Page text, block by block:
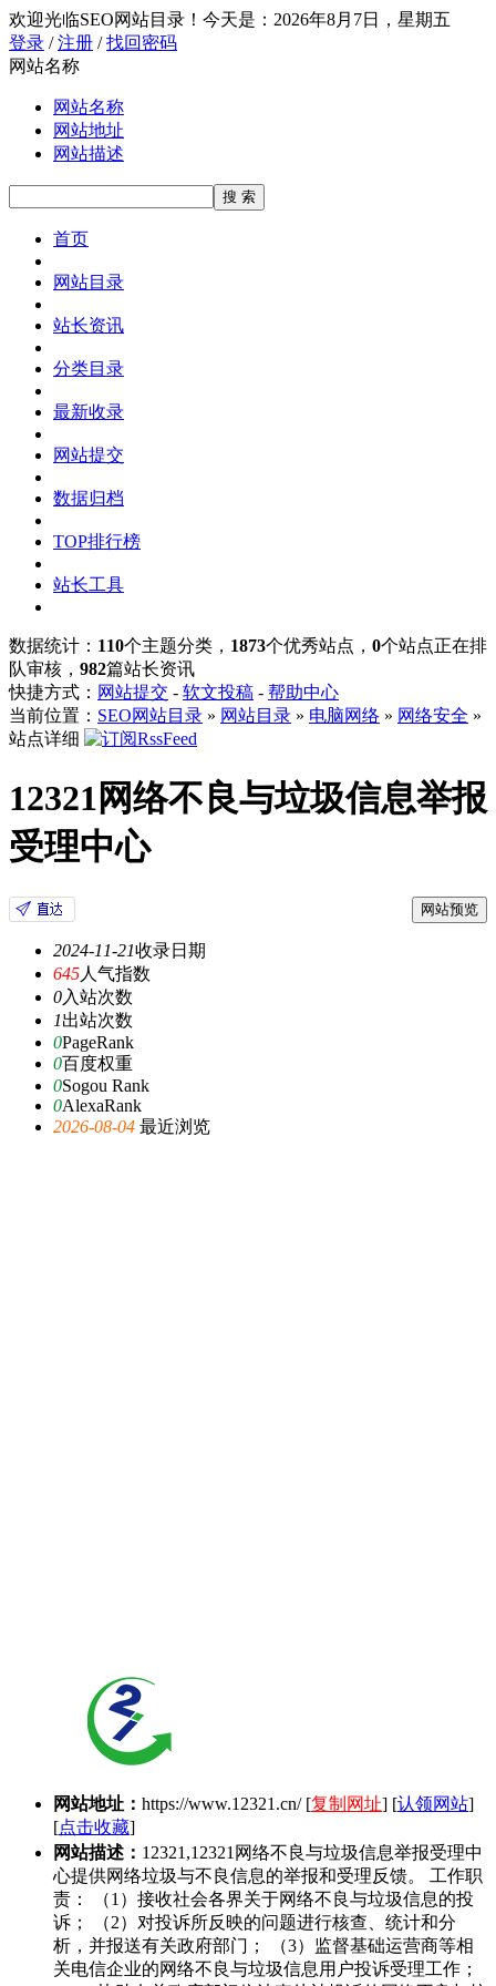
欢迎光临SEO网站目录！ 今天是：2026年8月7日，星期五
登录 /注册 /找回密码
网站名称
网站名称
网站地址
网站描述
首页
网站目录
站长资讯
分类目录
最新收录
网站提交
数据归档
TOP排行榜
站长工具
数据统计： 110个主题分类， 1873个优秀站点， 0个站点正在排
队审核， 982篇站长资讯
快捷方式： 网站提交 - 软文投稿 - 帮助中心
当前位置： SEO网站目录 » 网站目录 » 电脑网络 » 网络安全 »
站点详细
12321网络不良与垃圾信息举报
受理中心
网站预览
2024-11-21收录日期
645人气指数
0入站次数
1出站次数
0PageRank
0百度权重
0Sogou Rank
0AlexaRank
2026-08-04 最近浏览
网站地址： https://www.12321.cn/ [复制网址] [认领网站]
[点击收藏]
网站描述： 12321,12321网络不良与垃圾信息举报受理中
心提供网络垃圾与不良信息的举报和受理反馈。 工作职
责： （1）接收社会各界关于网络不良与垃圾信息的投
诉； （2）对投诉所反映的问题进行核查、统计和分
析，并报送有关政府部门； （3）监督基础运营商等相
关电信企业的网络不良与垃圾信息用户投诉受理工作；